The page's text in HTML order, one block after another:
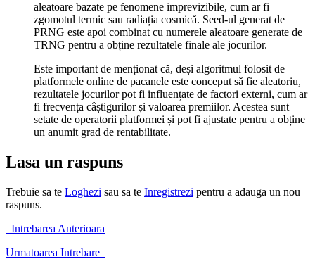
aleatoare bazate pe fenomene imprevizibile, cum ar fi
zgomotul termic sau radiația cosmică. Seed-ul generat de
PRNG este apoi combinat cu numerele aleatoare generate de
TRNG pentru a obține rezultatele finale ale jocurilor.
Este important de menționat că, deși algoritmul folosit de
platformele online de pacanele este conceput să fie aleatoriu,
rezultatele jocurilor pot fi influențate de factori externi, cum ar
fi frecvența câștigurilor și valoarea premiilor. Acestea sunt
setate de operatorii platformei și pot fi ajustate pentru a obține
un anumit grad de rentabilitate.
Lasa un raspuns
Trebuie sa te Loghezi sau sa te Inregistrezi pentru a adauga un nou
raspuns.
Intrebarea Anterioara
Urmatoarea Intrebare